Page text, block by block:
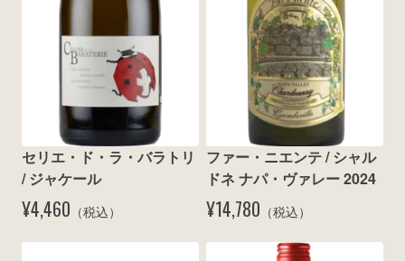
セリエ・ド・ラ・バラトリ
/ ジャケール
¥4,460 （税込）
ファー・ニエンテ / シャル
ドネ ナパ・ヴァレー 2024
¥14,780 （税込）